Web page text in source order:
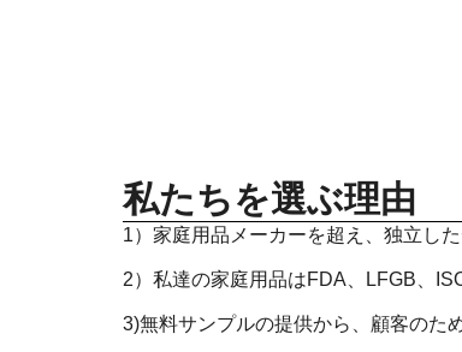
私たちを選ぶ理由
1）家庭用品メーカーを超え、独立し
2）私達の家庭用品はFDA、LFGB、
3)無料サンプルの提供から、顧客のた